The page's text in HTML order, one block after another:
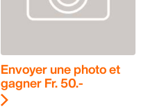
Envoyer une photo et
gagner Fr. 50.-